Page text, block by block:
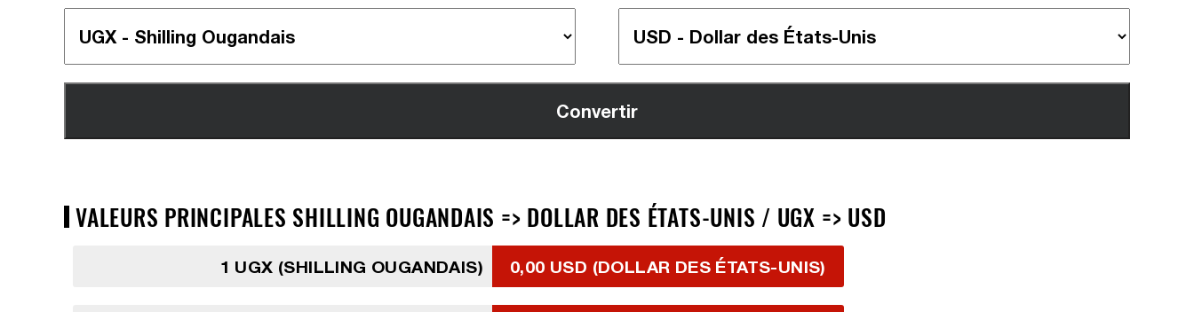
VALEURS PRINCIPALES SHILLING OUGANDAIS => DOLLAR DES ÉTATS-UNIS / UGX => USD
1 UGX (SHILLING OUGANDAIS) 0,00 USD (DOLLAR DES ÉTATS-UNIS)